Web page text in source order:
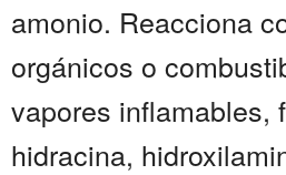
amonio. Reacciona
orgánicos o
vapores inflamables,
hidracina,